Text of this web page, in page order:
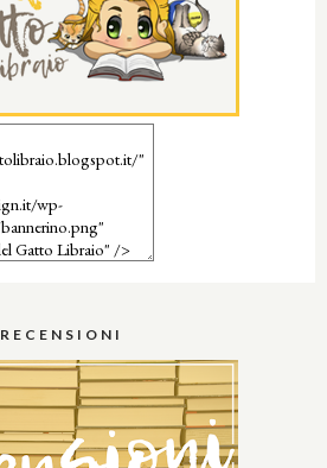
RECENSIONI